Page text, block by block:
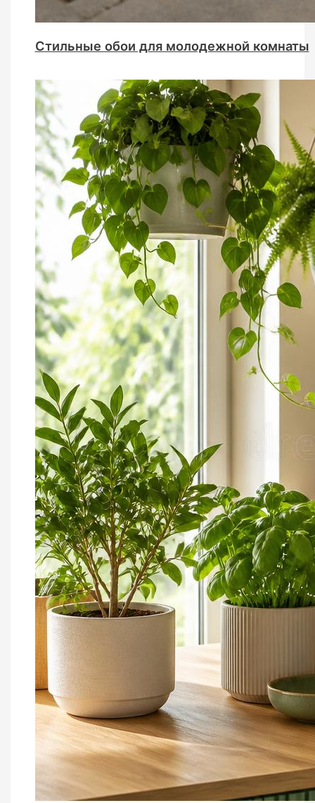
Стильные обои для молодежной комнаты